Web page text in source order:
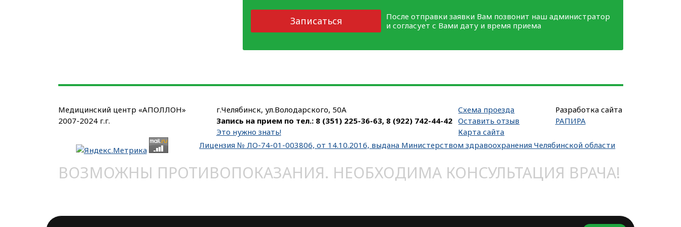
Записаться
После отправки заявки Вам позвонит наш администратор
и согласует с Вами дату и время приема
Медицинский центр «АПОЛЛОН»
2007-2024 г.г.
г.Челябинск, ул.Володарского, 50А
Запись на прием по тел.: 8 (351) 225-36-63, 8 (922) 742-44-42
Это нужно знать!
Схема проезда
Оставить отзыв
Карта сайта
Лицензия № ЛО-74-01-003806, от 14.10.2016, выдана Министерством здравоохранения Челябинской области
ВОЗМОЖНЫ ПРОТИВОПОКАЗАНИЯ. НЕОБХОДИМА КОНСУЛЬТАЦИЯ ВРАЧА!
Разработка сайта
РАПИРА